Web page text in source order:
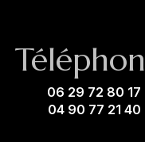
06 29 72 80 17
04 90 77 21 40